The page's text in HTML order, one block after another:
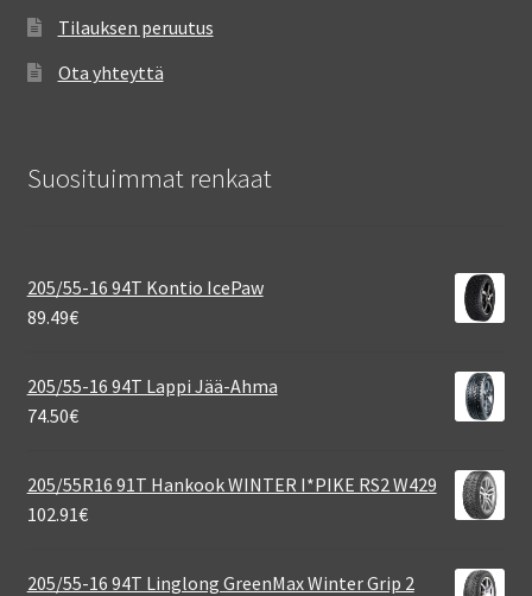
Tilauksen peruutus
Ota yhteyttä
Suosituimmat renkaat
205/55-16 94T Kontio IcePaw
89.49€
205/55-16 94T Lappi Jää-Ahma
74.50€
205/55R16 91T Hankook WINTER I*PIKE RS2 W429
102.91€
205/55-16 94T Linglong GreenMax Winter Grip 2